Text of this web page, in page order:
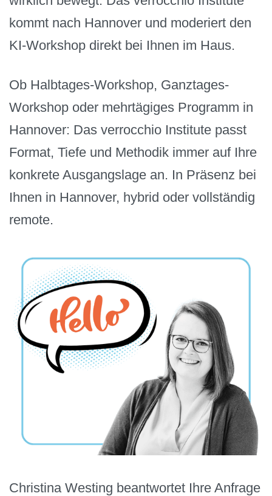
kommt nach Hannover und moderiert den
KI-Workshop direkt bei Ihnen im Haus.
Ob Halbtages-Workshop, Ganztages-
Workshop oder mehrtägiges Programm in
Hannover: Das verrocchio Institute passt
Format, Tiefe und Methodik immer auf Ihre
konkrete Ausgangslage an. In Präsenz bei
Ihnen in Hannover, hybrid oder vollständig
remote.
Christina Westing beantwortet Ihre Anfrage